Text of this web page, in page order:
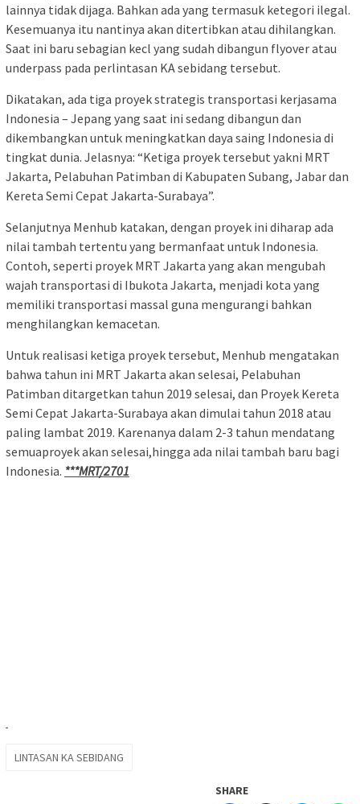
lainnya tidak dijaga. Bahkan ada yang termasuk ketegori ilegal.
Kesemuanya itu nantinya akan ditertibkan atau dihilangkan.
Saat ini baru sebagian kecl yang sudah dibangun flyover atau
underpass pada perlintasan KA sebidang tersebut.
Dikatakan, ada tiga proyek strategis transportasi kerjasama
Indonesia – Jepang yang saat ini sedang dibangun dan
dikembangkan untuk meningkatkan daya saing Indonesia di
tingkat dunia. Jelasnya: “Ketiga proyek tersebut yakni MRT
Jakarta, Pelabuhan Patimban di Kabupaten Subang, Jabar dan
Kereta Semi Cepat Jakarta-Surabaya”.
Selanjutnya Menhub katakan, dengan proyek ini diharap ada
nilai tambah tertentu yang bermanfaat untuk Indonesia.
Contoh, seperti proyek MRT Jakarta yang akan mengubah
wajah transportasi di Ibukota Jakarta, menjadi kota yang
memiliki transportasi massal guna mengurangi bahkan
menghilangkan kemacetan.
Untuk realisasi ketiga proyek tersebut, Menhub mengatakan
bahwa tahun ini MRT Jakarta akan selesai, Pelabuhan
Patimban ditargetkan tahun 2019 selesai, dan Proyek Kereta
Semi Cepat Jakarta-Surabaya akan dimulai tahun 2018 atau
paling lambat 2019. Karenanya dalam 2-3 tahun mendatang
semuaproyek akan selesai,hingga ada nilai tambah baru bagi
Indonesia. ***MRT/2701
LINTASAN KA SEBIDANG
SHARE